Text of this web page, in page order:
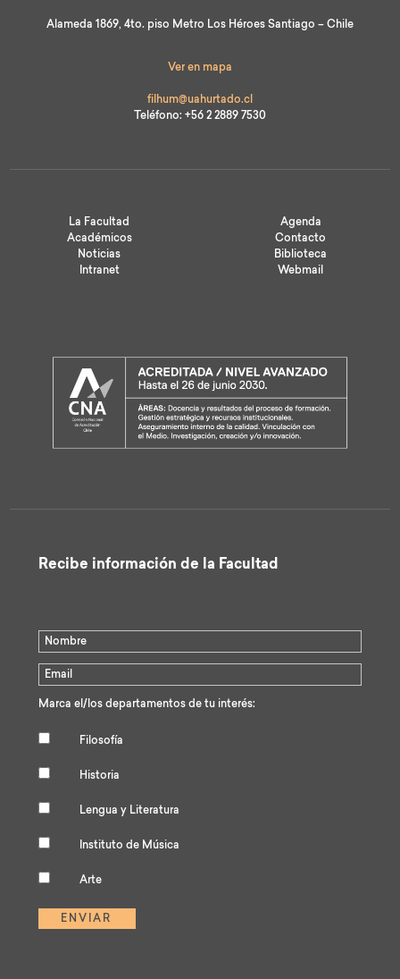
Alameda 1869, 4to. piso Metro Los Héroes Santiago – Chile
Ver en mapa
filhum@uahurtado.cl
Teléfono: +56 2 2889 7530
La Facultad
Académicos
Noticias
Intranet
Agenda
Contacto
Biblioteca
Webmail
Recibe información de la Facultad
Marca el/los departamentos de tu interés:
Filosofía
Historia
Lengua y Literatura
Instituto de Música
Arte